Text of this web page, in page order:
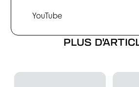
YouTube
PLUS